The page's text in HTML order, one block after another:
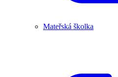
Mateřská školka